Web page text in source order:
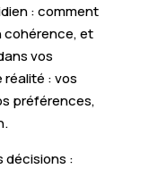
: comment
cohérence, et
vos
: vos
préférences,
décisions :